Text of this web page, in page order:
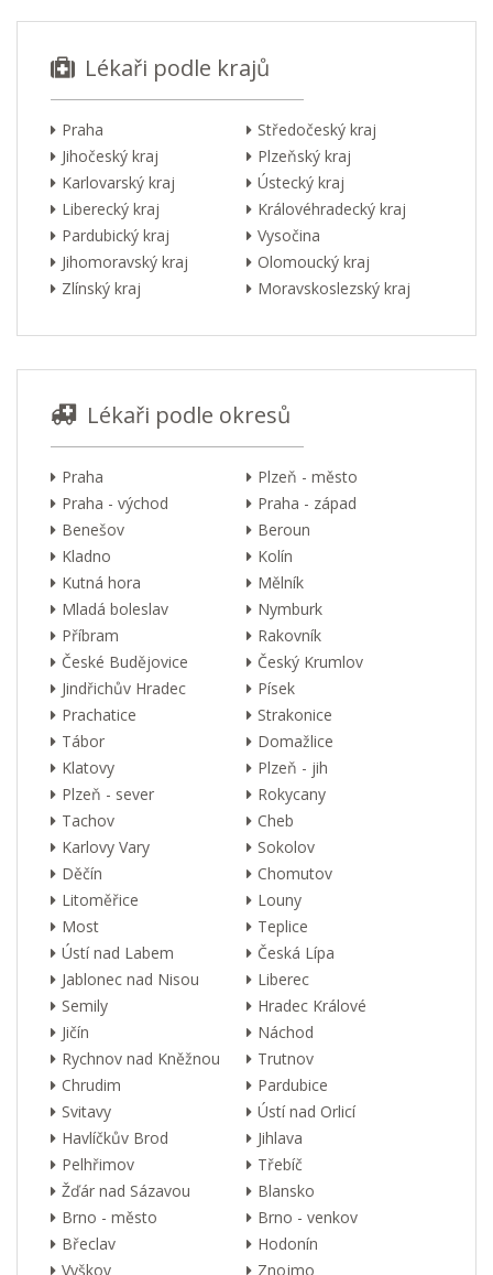
Lékaři podle krajů
Praha
Středočeský kraj
Jihočeský kraj
Plzeňský kraj
Karlovarský kraj
Ústecký kraj
Liberecký kraj
Královéhradecký kraj
Pardubický kraj
Vysočina
Jihomoravský kraj
Olomoucký kraj
Zlínský kraj
Moravskoslezský kraj
Lékaři podle okresů
Praha
Plzeň - město
Praha - východ
Praha - západ
Benešov
Beroun
Kladno
Kolín
Kutná hora
Mělník
Mladá boleslav
Nymburk
Příbram
Rakovník
České Budějovice
Český Krumlov
Jindřichův Hradec
Písek
Prachatice
Strakonice
Tábor
Domažlice
Klatovy
Plzeň - jih
Plzeň - sever
Rokycany
Tachov
Cheb
Karlovy Vary
Sokolov
Děčín
Chomutov
Litoměřice
Louny
Most
Teplice
Ústí nad Labem
Česká Lípa
Jablonec nad Nisou
Liberec
Semily
Hradec Králové
Jičín
Náchod
Rychnov nad Kněžnou
Trutnov
Chrudim
Pardubice
Svitavy
Ústí nad Orlicí
Havlíčkův Brod
Jihlava
Pelhřimov
Třebíč
Žďár nad Sázavou
Blansko
Brno - město
Brno - venkov
Břeclav
Hodonín
Vyškov
Znojmo